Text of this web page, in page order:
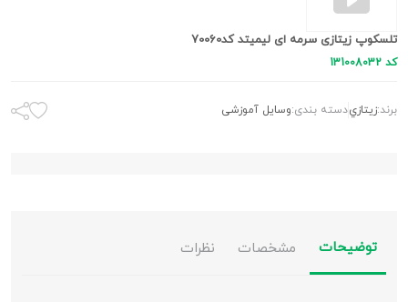
تلسکوپ زیتازی سرمه ای لیمیتد کد70060
کد 131008032
برند:زيتازيدسته بندی:وسایل آموزشی
توضیحات مشخصات نظرات